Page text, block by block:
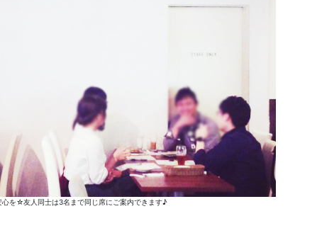
を☆友人同士は3名まで同じ席にご案内できます♪